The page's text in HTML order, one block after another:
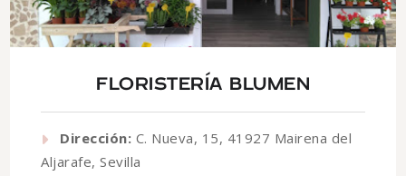
FLORISTERÍA BLUMEN
Dirección: C. Nueva, 15, 41927 Mairena del
Aljarafe, Sevilla